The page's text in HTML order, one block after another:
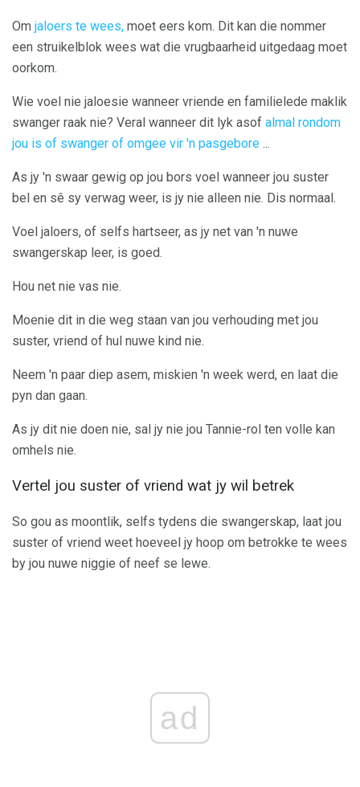
Om jaloers te wees, moet eers kom. Dit kan die nommer
een struikelblok wees wat die vrugbaarheid uitgedaag moet
oorkom.
Wie voel nie jaloesie wanneer vriende en familielede maklik
swanger raak nie? Veral wanneer dit lyk asof almal rondom
jou is of swanger of omgee vir 'n pasgebore ...
As jy 'n swaar gewig op jou bors voel wanneer jou suster
bel en sê sy verwag weer, is jy nie alleen nie. Dis normaal.
Voel jaloers, of selfs hartseer, as jy net van 'n nuwe
swangerskap leer, is goed.
Hou net nie vas nie.
Moenie dit in die weg staan ​​van jou verhouding met jou
suster, vriend of hul nuwe kind nie.
Neem 'n paar diep asem, miskien 'n week werd, en laat die
pyn dan gaan.
As jy dit nie doen nie, sal jy nie jou Tannie-rol ten volle kan
omhels nie.
Vertel jou suster of vriend wat jy wil betrek
So gou as moontlik, selfs tydens die swangerskap, laat jou
suster of vriend weet hoeveel jy hoop om betrokke te wees
by jou nuwe niggie of neef se lewe.
ad